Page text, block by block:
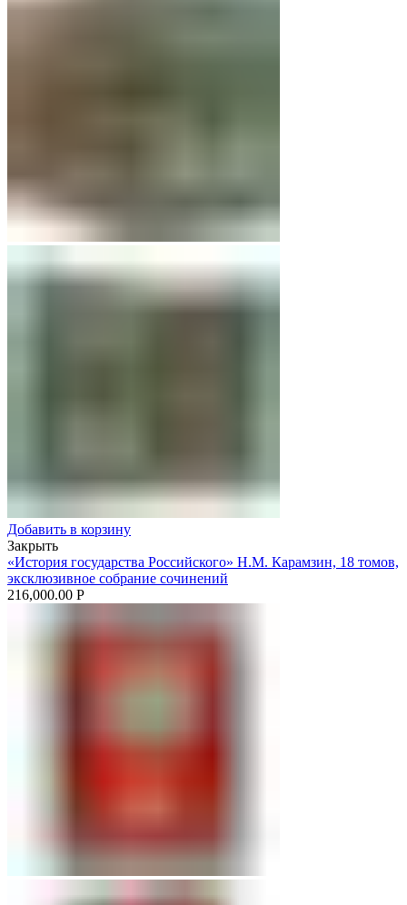
Добавить в корзину
Закрыть
«История государства Российского» Н.М. Карамзин, 18 томов,
эксклюзивное собрание сочинений
216,000.00 Р